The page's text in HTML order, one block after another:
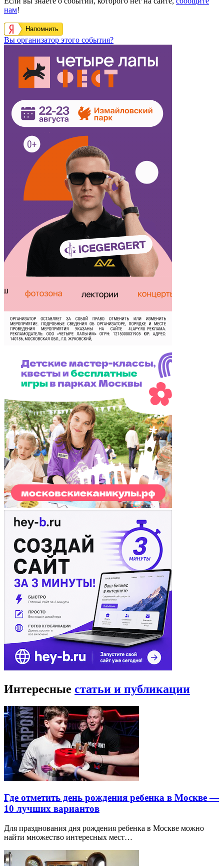
нам!
Напомнить
Вы организатор этого события?
Интересные статьи и публикации
Где отметить день рождения ребенка в Москве —
10 лучших вариантов
Для празднования дня рождения ребенка в Москве можно
найти множество интересных мест…